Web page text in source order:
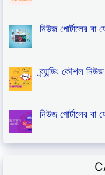
নিউজ পোর্টালের
ব্র্যান্ডিং কৌশল
নিউজ পোর্টালের